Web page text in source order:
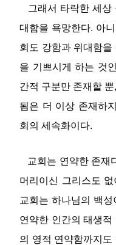
그래서 타락한 세상
대함을 욕망한다. 아
회도 강함과 위대함
을 기쁘시게 하는 것
간적 구분만 존재할
됨은 더 이상 존재하
회의 세속화이다.
교회는 연약한 존재
머리이신 그리스도
교회는 하나님의 백
연약한 인간의 태생
의 영적 연약함까지